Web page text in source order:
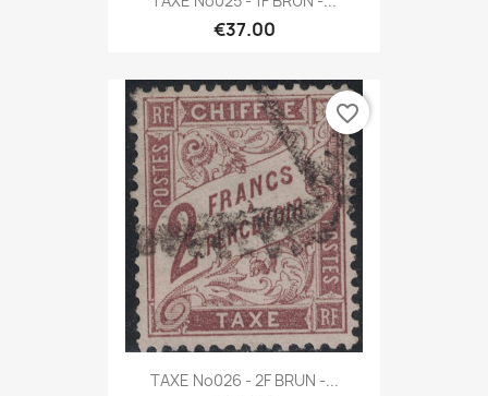
€37.00
TAXE No026 - 2F BRUN -...
favorite_border